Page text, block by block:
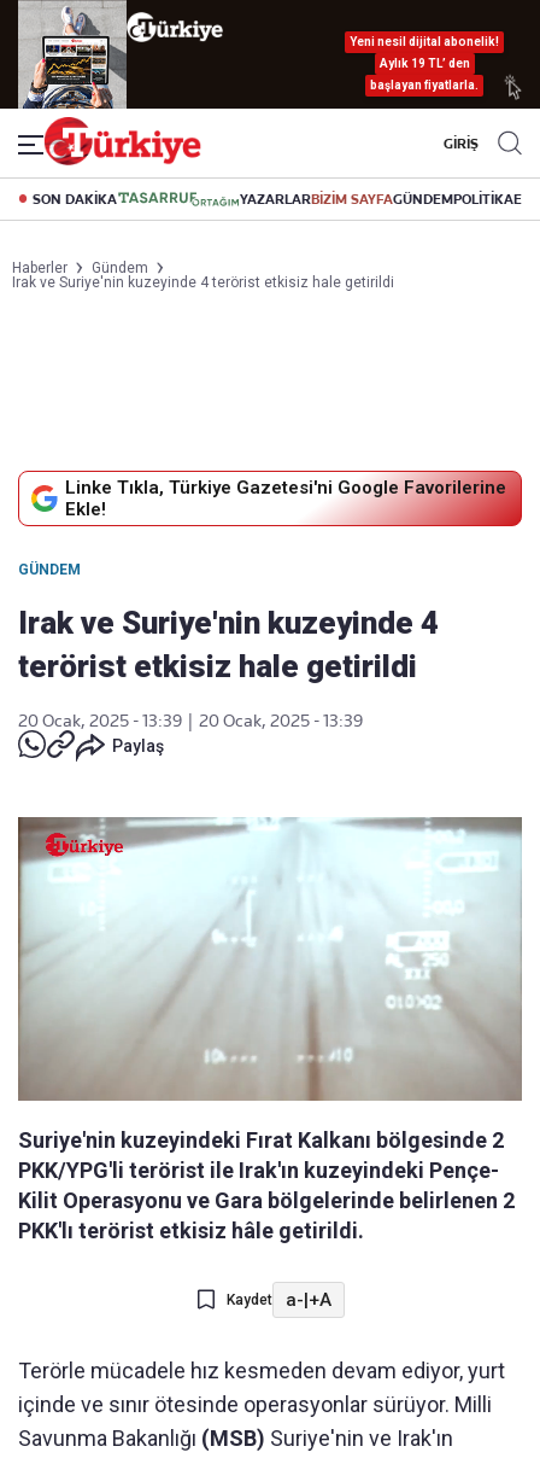
Yeni nesil dijital abonelik!
Aylık 19 TL’ den
başlayan fiyatlarla.
GİRİŞ
SON DAKİKA YAZARLARBİZİM SAYFAGÜNDEMPOLİTİKA
Haberler
Gündem
Irak ve Suriye'nin kuzeyinde 4 terörist etkisiz hale getirildi
Linke Tıkla, Türkiye Gazetesi'ni Google Favorilerine
Ekle!
GÜNDEM
Irak ve Suriye'nin kuzeyinde 4
terörist etkisiz hale getirildi
20 Ocak, 2025 - 13:39
20 Ocak, 2025 - 13:39
Paylaş
Suriye'nin kuzeyindeki Fırat Kalkanı bölgesinde 2
PKK/YPG'li terörist ile Irak'ın kuzeyindeki Pençe-
Kilit Operasyonu ve Gara bölgelerinde belirlenen 2
PKK'lı terörist etkisiz hâle getirildi.
Kaydet a-|+A
Terörle mücadele hız kesmeden devam ediyor, yurt
içinde ve sınır ötesinde operasyonlar sürüyor. Milli
Savunma Bakanlığı (MSB) Suriye'nin ve Irak'ın